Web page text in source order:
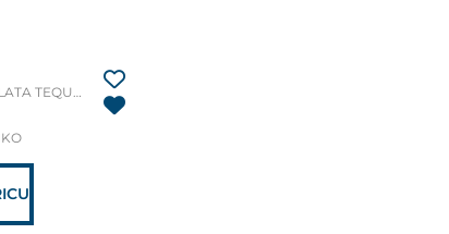
BLANCO, SILVER I PLATA TEQUILA